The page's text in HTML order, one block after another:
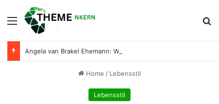
Menu
Home / Lebensstil
Lebensstil